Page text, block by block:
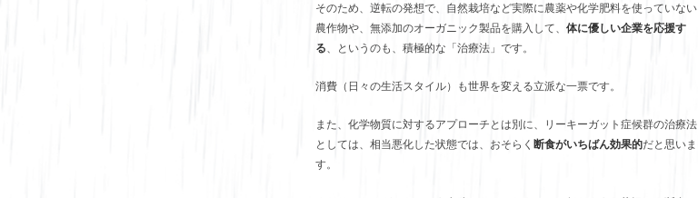
そのため、逆転の発想で、自然栽培など実際に農薬や化学肥料を使っていない
農作物や、無添加のオーガニック製品を購入して、 体に優しい企業を応援す
る 、というのも、積極的な「治療法」です。
消費（日々の生活スタイル）も世界を変える立派な一票です。
また、化学物質に対するアプローチとは別に、リーキーガット症候群の治療法
としては、相当悪化した状態では、おそらく 断食がいちばん効果的だと思いま
す。